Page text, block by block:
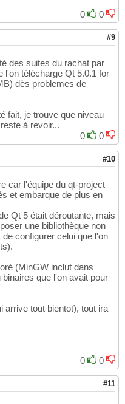
0
0
#9
des suites du rachat par
l'on télécharge Qt 5.0.1 for
dès problemes de
fait, je trouve que niveau
à revoir...
0
0
#10
car l'équipe du qt-project
et embarque de plus en
Qt 5 était déroutante, mais
une bibliothèque non
configurer celui que l'on
(MinGW inclut dans
que l'on avait pour
arrive tout bientot), tout ira
0
0
#11